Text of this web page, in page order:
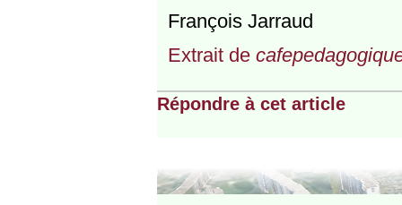
François Jarraud
Extrait de
Répondre à cet article